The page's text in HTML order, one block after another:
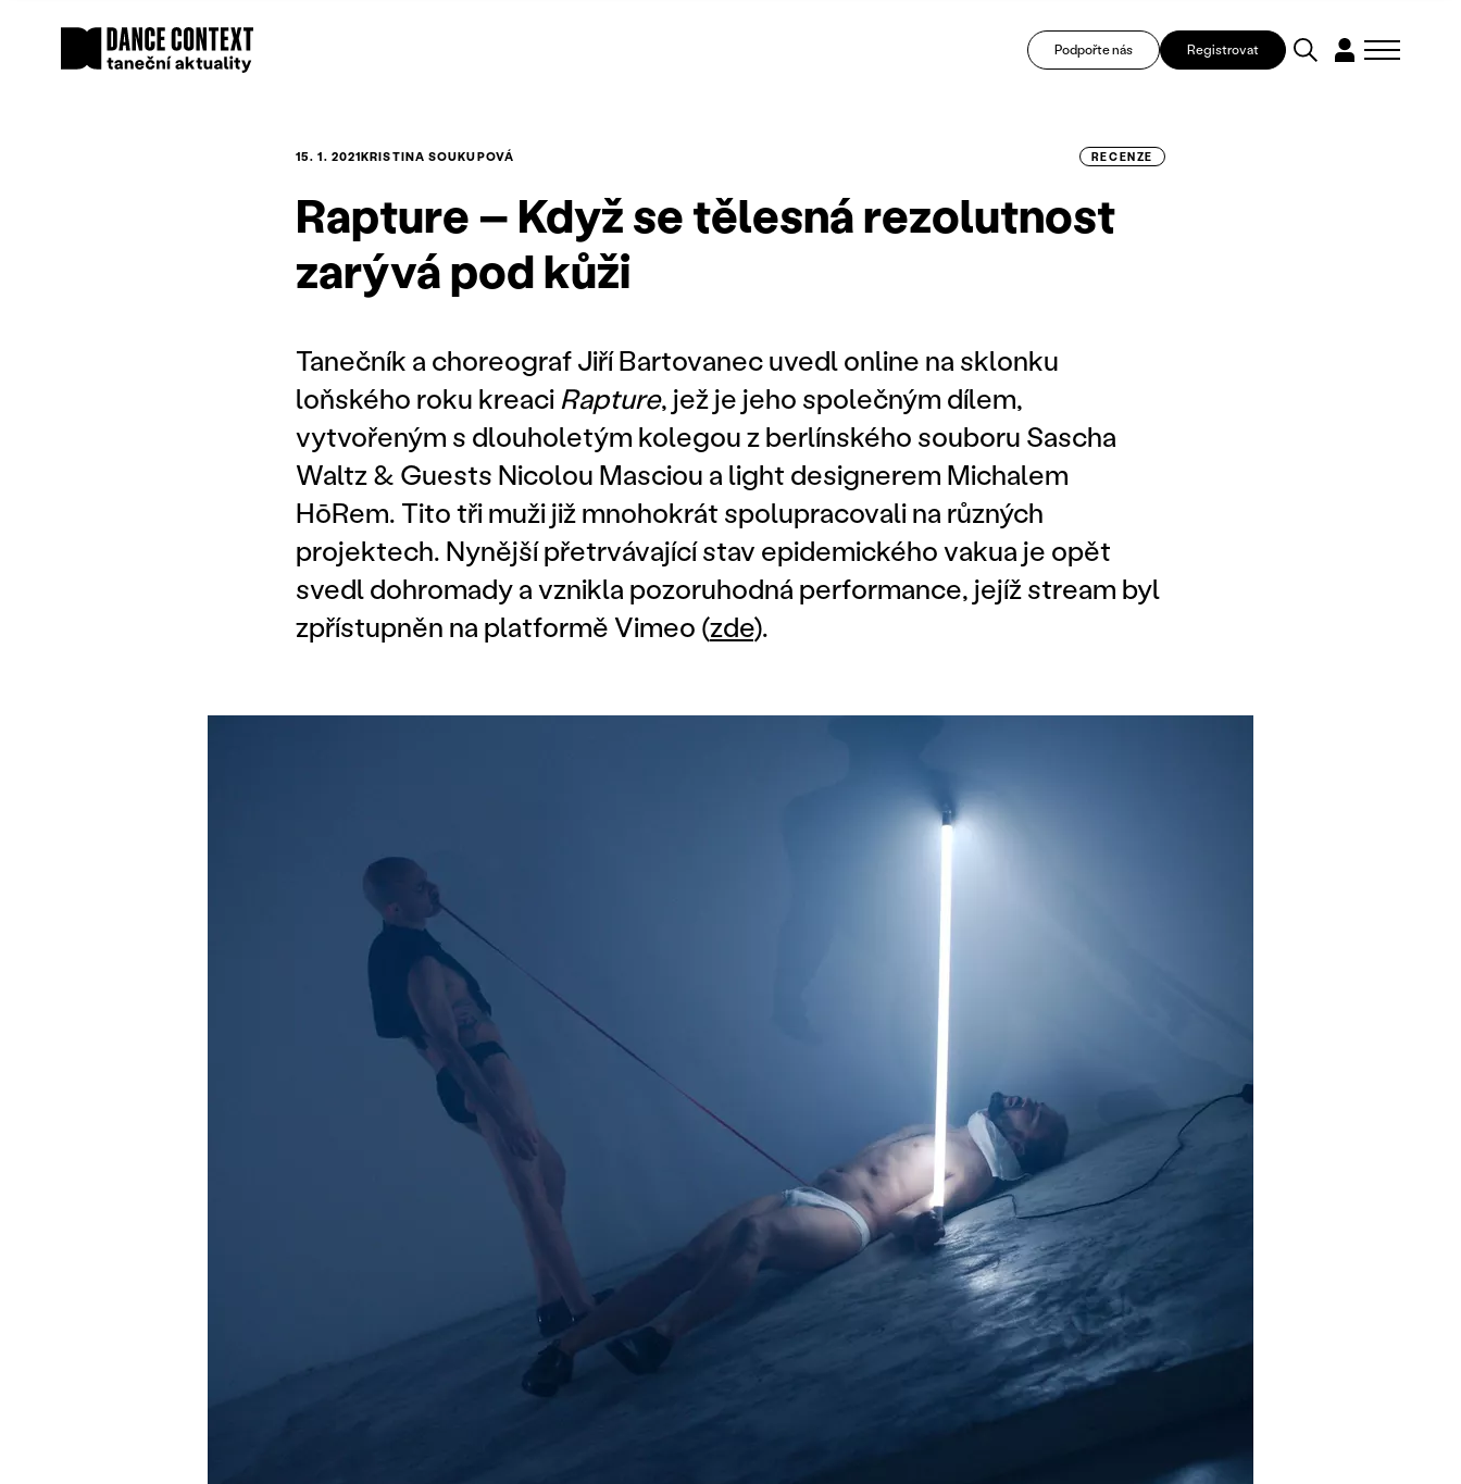
Podpořte nás Registrovat
15. 1. 2021KRISTINA SOUKUPOVÁ RECENZE
Rapture – Když se tělesná rezolutnost
zarývá pod kůži
Tanečník a choreograf Jiří Bartovanec uvedl online na sklonku
loňského roku kreaciRapture, jež je jeho společným dílem,
vytvořeným s dlouholetým kolegou z berlínského souboru Sascha
Waltz & Guests Nicolou Masciou a light designerem Michalem
HōRem. Tito tři muži již mnohokrát spolupracovali na různých
projektech. Nynější přetrvávající stav epidemického vakua je opět
svedl dohromady a vznikla pozoruhodná performance, jejíž stream byl
zpřístupněn na platformě Vimeo (zde).